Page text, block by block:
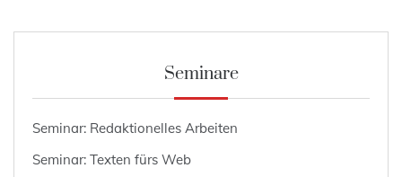
Seminare
Seminar: Redaktionelles Arbeiten
Seminar: Texten fürs Web